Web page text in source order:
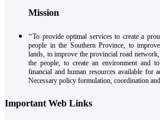
Mission
‘‘To provide optimal services to create a
people in the Southern Province, to
lands, to improve the provincial road
the people, to create an environment and
financial and human resources available for
Necessary policy formulation, coordination and
Important Web Links